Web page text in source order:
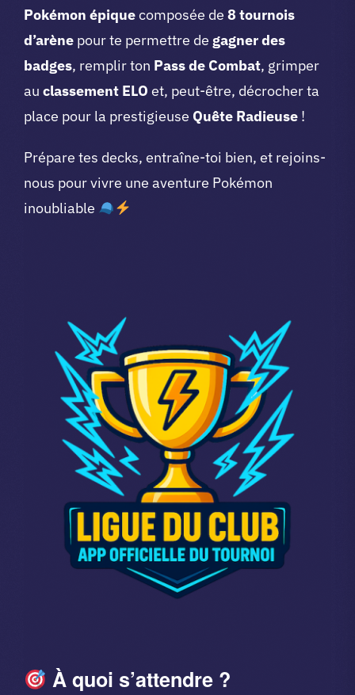
Pokémon épiquecomposée de 8 tournois
d’arènepour te permettre de gagner des
badges, remplir ton Pass de Combat, grimper
au classement ELO et, peut-être, décrocher ta
place pour la prestigieuse Quête Radieuse!
Prépare tes decks, entraîne-toi bien, et rejoins-
nous pour vivre une aventure Pokémon
inoubliable
À quoi s’attendre ?